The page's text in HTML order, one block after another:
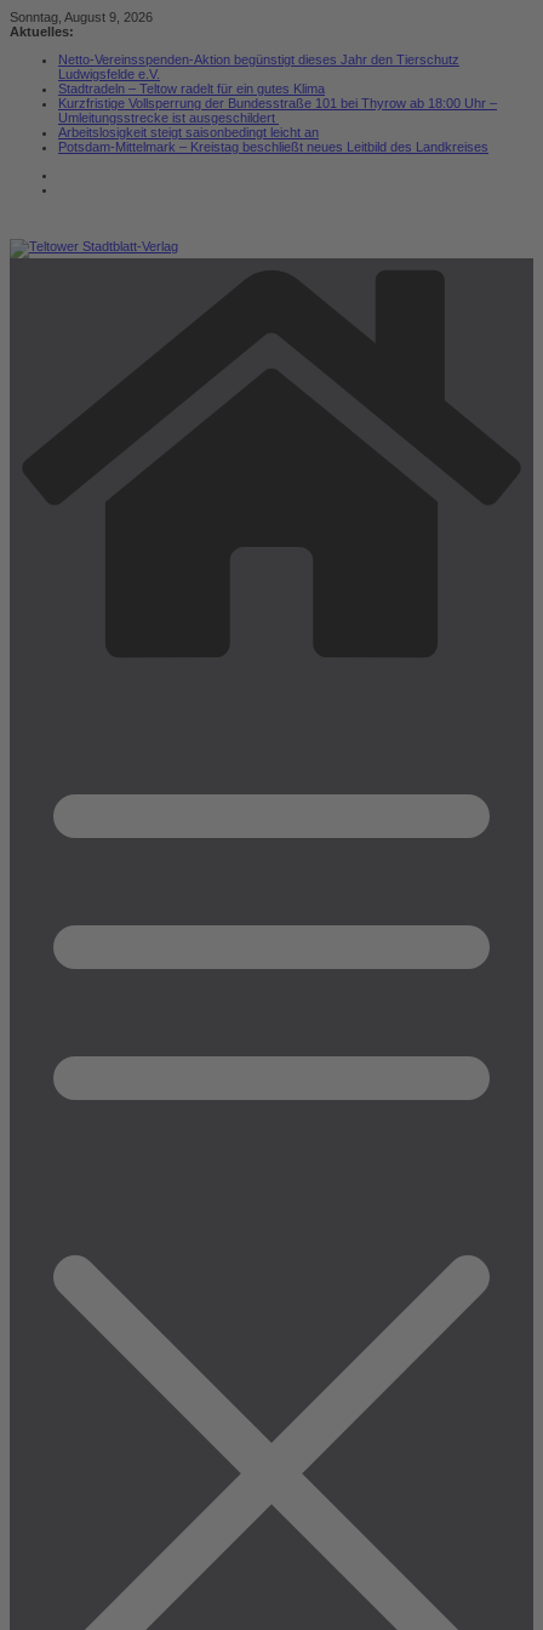
Zum
Inhalt
Sonntag, August 9, 2026
Aktuelles:
Netto-Vereinsspenden-Aktion begünstigt dieses Jahr den Tierschutz
Ludwigsfelde e.V.
Stadtradeln – Teltow radelt für ein gutes Klima
Kurzfristige Vollsperrung der Bundesstraße 101 bei Thyrow ab 18:00 Uhr –
Umleitungsstrecke ist ausgeschildert
Arbeitslosigkeit steigt saisonbedingt leicht an
Potsdam-Mittelmark – Kreistag beschließt neues Leitbild des Landkreises